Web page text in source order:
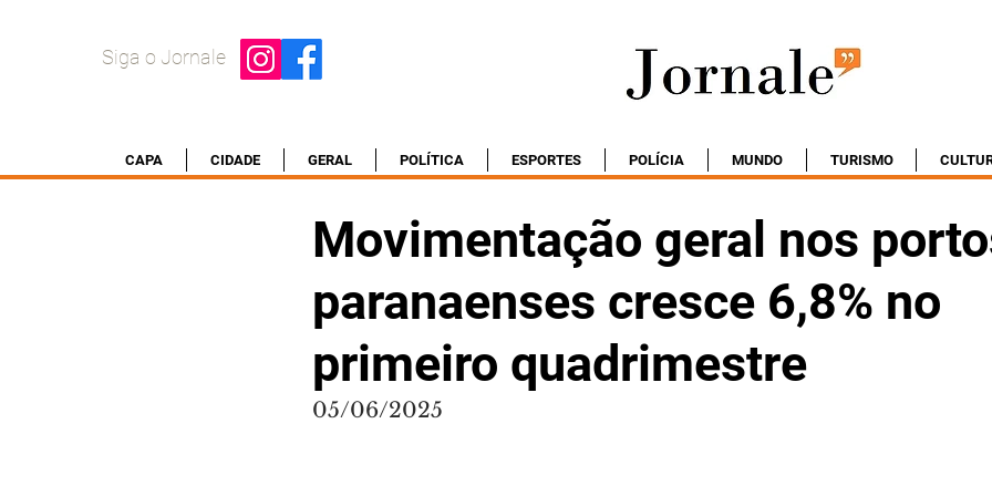
Siga o Jornale
CAPA CIDADE GERAL POLÍTICA ESPORTES POLÍCIA MUNDO TURISMO
Movimentação geral nos
paranaenses cresce 6,8% no
primeiro quadrimestre
05/06/2025